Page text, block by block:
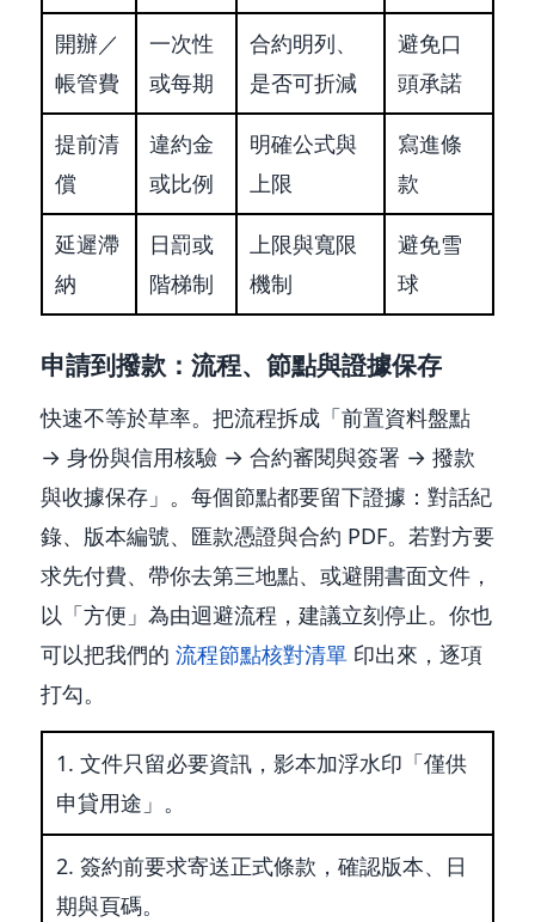
開辦／
帳管費
一次性
或每期
合約明列、
是否可折減
避免口
頭承諾
提前清
償
違約金
或比例
明確公式與
上限
寫進條
款
延遲滯
納
日罰或
階梯制
上限與寬限
機制
避免雪
球
申請到撥款：流程、節點與證據保存
快速不等於草率。把流程拆成「前置資料盤點
→ 身份與信用核驗 → 合約審閱與簽署 → 撥款
與收據保存」。每個節點都要留下證據：對話紀
錄、版本編號、匯款憑證與合約 PDF。若對方要
求先付費、帶你去第三地點、或避開書面文件，
以「方便」為由迴避流程，建議立刻停止。你也
可以把我們的 流程節點核對清單 印出來，逐項
打勾。
文件只留必要資訊，影本加浮水印「僅供
申貸用途」。
簽約前要求寄送正式條款，確認版本、日
期與頁碼。